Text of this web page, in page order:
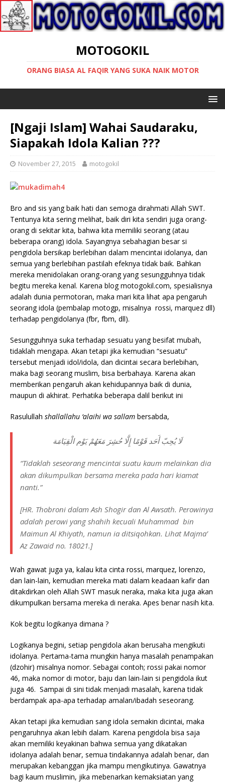
MOTOGOKIL
ORANG BIASA AL FAQIR YANG SUKA NAIK MOTOR
[Ngaji Islam] Wahai Saudaraku,
Siapakah Idola Kalian ???
November 27, 2015 motogokil
Bro and sis yang baik hati dan semoga dirahmati Allah SWT.
Tentunya kita sering melihat, baik diri kita sendiri juga orang-
orang di sekitar kita, bahwa kita memiliki seorang (atau
beberapa orang) idola. Sayangnya sebahagian besar si
pengidola bersikap berlebihan dalam mencintai idolanya, dan
semua yang berlebihan pastilah efeknya tidak baik. Bahkan
mereka menidolakan orang-orang yang sesungguhnya tidak
begitu mereka kenal. Karena blog motogokil.com, spesialisnya
adalah dunia permotoran, maka mari kita lihat apa pengaruh
seorang idola (pembalap motogp, misalnya rossi, marquez dll)
terhadap pengidolanya (fbr, fbm, dll).
Sesungguhnya suka terhadap sesuatu yang besifat mubah,
tidaklah mengapa. Akan tetapi jika kemudian “sesuatu”
tersebut menjadi idol/idola, dan dicintai secara berlebihan,
maka bagi seorang muslim, bisa berbahaya. Karena akan
memberikan pengaruh akan kehidupannya baik di dunia,
maupun di akhirat. Perhatika beberapa dalil berikut ini
Rasulullah shallallahu ‘alaihi wa sallam bersabda,
لَا يُحِبّ أَحَد قَوْمًا إِلَّا حُشِرَ مَعَهُمْ يَوْم الْقِيَامَة
“Tidaklah seseorang mencintai suatu kaum melainkan dia
akan dikumpulkan bersama mereka pada hari kiamat
nanti.”
[HR. Thobroni dalam Ash Shogirdan Al Awsath. Perowinya
adalah perowi yang shahih kecuali Muhammad bin
Maimun Al Khiyath, namun ia ditsiqohkan. Lihat Majma’
Az Zawaid no. 18021.]
Wah gawat juga ya, kalau kita cinta rossi, marquez, lorenzo,
dan lain-lain, kemudian mereka mati dalam keadaan kafir dan
ditakdirkan oleh Allah SWT masuk neraka, maka kita juga akan
dikumpulkan bersama mereka di neraka. Apes benar nasih kita.
Kok begitu logikanya dimana ?
Logikanya begini, setiap pengidola akan berusaha mengikuti
idolanya. Pertama-tama mungkin hanya masalah penampakan
(dzohir) misalnya nomor. Sebagai contoh; rossi pakai nomor
46, maka nomor di motor, baju dan lain-lain si pengidola ikut
juga 46. Sampai di sini tidak menjadi masalah, karena tidak
berdampak apa-apa terhadap amalan/ibadah seseorang.
Akan tetapi jika kemudian sang idola semakin dicintai, maka
pengaruhnya akan lebih dalam. Karena pengidola bisa saja
akan memiliki keyakinan bahwa semua yang dikatakan
idolanya adalah benar, semua tindakannya adalah benar, dan
merupakan kebanggan jika mampu mengikutinya. Gawatnya
bagi kaum muslimin, jika mebenarkan kemaksiatan yang